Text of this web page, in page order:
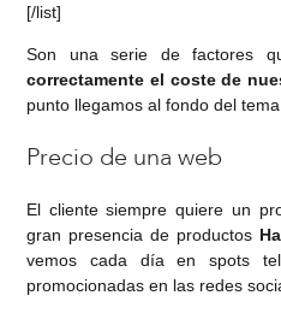
[/list]
Son una serie de factores
correctamente el coste de
punto llegamos al fondo del tema
Precio de una web
El cliente siempre quiere un
gran presencia de productos
vemos cada día en spots
promocionadas en las redes